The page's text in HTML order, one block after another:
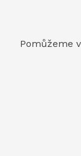
Pomůžeme